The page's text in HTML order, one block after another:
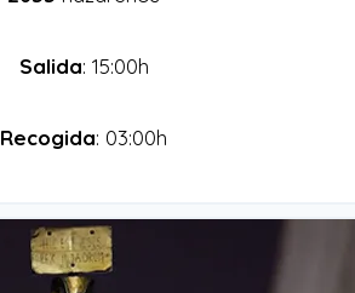
Salida: 15:00h
Recogida: 03:00h